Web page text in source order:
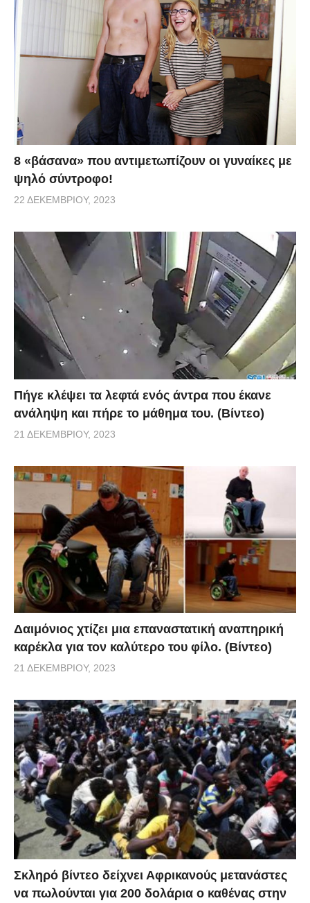
8 «βάσανα» που αντιμετωπίζουν οι γυναίκες με
ψηλό σύντροφο!
22 ΔΕΚΕΜΒΡΊΟΥ, 2023
Πήγε κλέψει τα λεφτά ενός άντρα που έκανε
ανάληψη και πήρε το μάθημα του. (Βίντεο)
21 ΔΕΚΕΜΒΡΊΟΥ, 2023
Δαιμόνιος χτίζει μια επαναστατική αναπηρική
καρέκλα για τον καλύτερο του φίλο. (Βίντεο)
21 ΔΕΚΕΜΒΡΊΟΥ, 2023
Σκληρό βίντεο δείχνει Αφρικανούς μετανάστες
να πωλούνται για 200 δολάρια ο καθένας στην